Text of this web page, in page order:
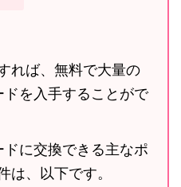
れば、無料で大量の
を入手することがで
に交換できる主なポ
は、以下です。